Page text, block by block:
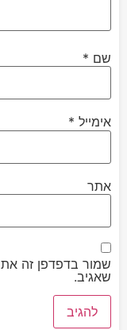
שם *
אימייל *
אתר
שמור בדפדפן זה
שאגיב.